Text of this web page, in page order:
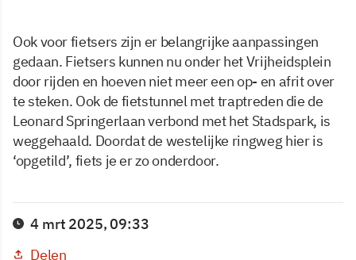
Ook voor fietsers zijn er belangrijke aanpassingen
gedaan. Fietsers kunnen nu onder het Vrijheidsplein
door rijden en hoeven niet meer een op- en afrit over
te steken. Ook de fietstunnel met traptreden die de
Leonard Springerlaan verbond met het Stadspark, is
weggehaald. Doordat de westelijke ringweg hier is
‘opgetild’, fiets je er zo onderdoor.
4 mrt 2025, 09:33
Delen